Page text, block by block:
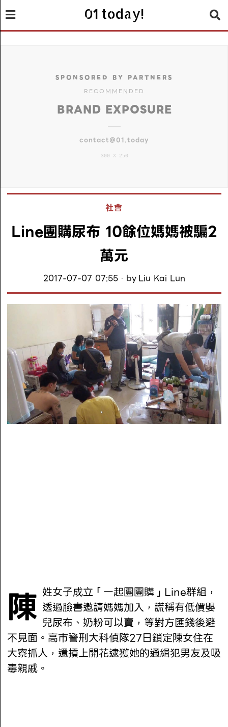
01 today!
SPONSORED BY PARTNERS
RECOMMENDED
BRAND EXPOSURE
contact@01.today
300 X 250
社會
Line團購尿布 10餘位媽媽被騙2
萬元
2017-07-07 07:55 by Liu Kai Lun
陳姓女子成立「一起團團購」Line群組， 透過臉書邀請媽媽加入，謊稱有低價嬰
兒尿布、奶粉可以賣，等對方匯錢後避
不見面。高巿警刑大科偵隊27日鎖定陳女住在
大寮抓人，還摃上開花逮獲她的通緝犯男友及吸
毒親戚。